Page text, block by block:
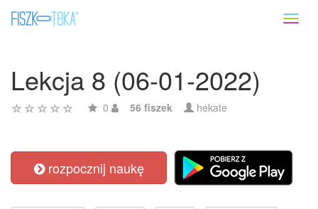
Lekcja 8 (06-01-2022)
0 56 fiszek hekate
rozpocznij naukę